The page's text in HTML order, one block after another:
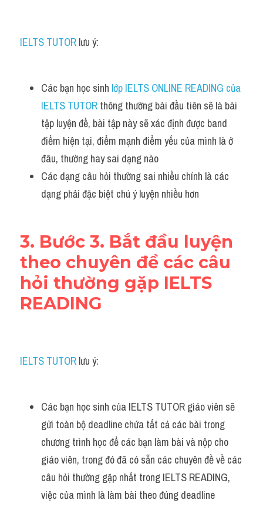
Reading
Homepage
IELTS TUTOR lưu ý:
Các bạn học sinh lớp IELTS ONLINE READING của
IELTS TUTOR thông thường bài đầu tiên sẽ là bài
tập luyện đề, bài tập này sẽ xác định được band
điểm hiện tại, điểm mạnh điểm yếu của mình là ở
đâu, thường hay sai dạng nào
Các dạng câu hỏi thường sai nhiều chính là các
dạng phải đặc biệt chú ý luyện nhiều hơn
3. Bước 3. Bắt đầu luyện
theo chuyên đề các câu
hỏi thường gặp IELTS
READING
IELTS TUTOR lưu ý:
Các bạn học sinh của IELTS TUTOR giáo viên sẽ
gửi toàn bộ deadline chứa tất cả các bài trong
chương trình học để các bạn làm bài và nộp cho
giáo viên, trong đó đã có sẵn các chuyên đề về các
câu hỏi thường gặp nhất trong IELTS READING,
việc của mình là làm bài theo đúng deadline